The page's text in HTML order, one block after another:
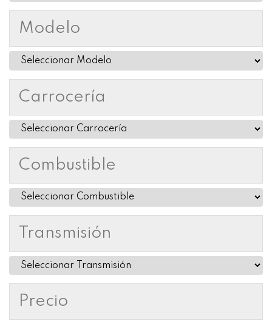
Modelo
Carrocería
Combustible
Transmisión
Precio